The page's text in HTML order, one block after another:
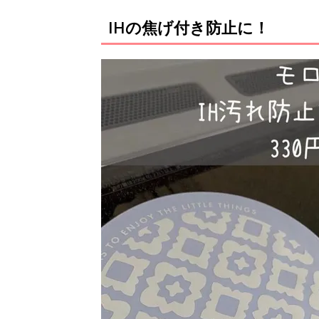
IHの焦げ付き防止に！